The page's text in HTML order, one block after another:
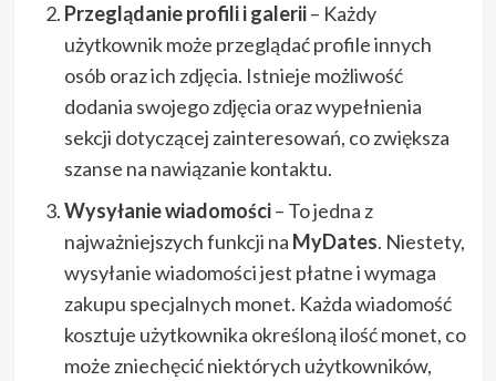
Przeglądanie profili i galerii– Każdy
użytkownik może przeglądać profile innych
osób oraz ich zdjęcia. Istnieje możliwość
dodania swojego zdjęcia oraz wypełnienia
sekcji dotyczącej zainteresowań, co zwiększa
szanse na nawiązanie kontaktu.
Wysyłanie wiadomości– To jedna z
najważniejszych funkcji na MyDates. Niestety,
wysyłanie wiadomości jest płatne i wymaga
zakupu specjalnych monet. Każda wiadomość
kosztuje użytkownika określoną ilość monet, co
może zniechęcić niektórych użytkowników,